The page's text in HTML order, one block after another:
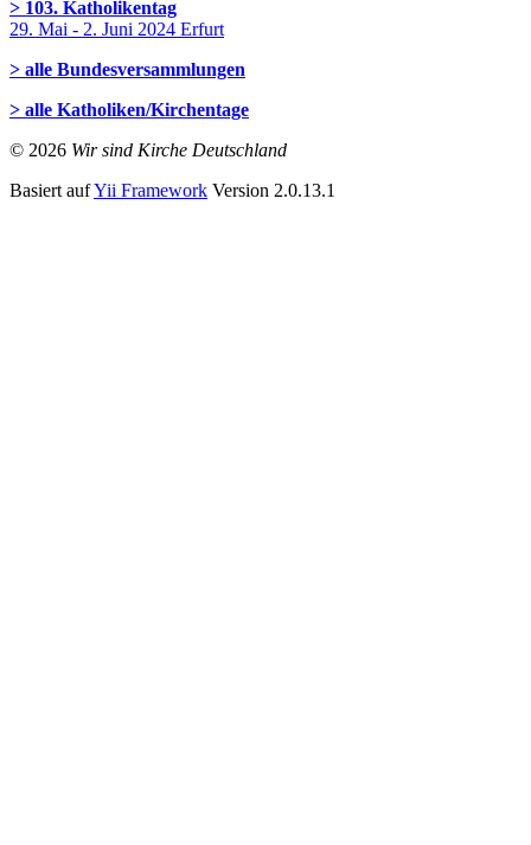
> 103. Katholikentag
29. Mai - 2. Juni 2024 Erfurt
> alle Bundesversammlungen
> alle Katholiken/Kirchentage
© 2026 Wir sind Kirche Deutschland
Basiert aufYii Framework Version 2.0.13.1